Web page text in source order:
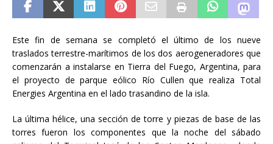
Este fin de semana se completó el último de los nueve
traslados terrestre-marítimos de los dos aerogeneradores que
comenzarán a instalarse en Tierra del Fuego, Argentina, para
el proyecto de parque eólico Río Cullen que realiza Total
Energies Argentina en el lado trasandino de la isla.
La última hélice, una sección de torre y piezas de base de las
torres fueron los componentes que la noche del sábado